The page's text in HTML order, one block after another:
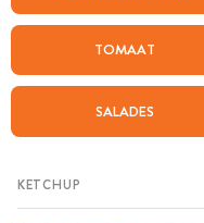
TOMAAT
SALADES
WEEKMENU
CHAT MET MAIA
MIJN BEWAARDE RECEPTEN